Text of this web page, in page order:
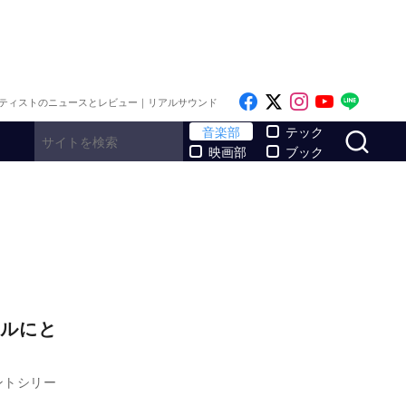
ィストのニュースとレビュー｜リアルサウンド Like on Facebook
Follow on x
Follow on
Follow
音楽部
映画部
テック
ブック
にと
シリー